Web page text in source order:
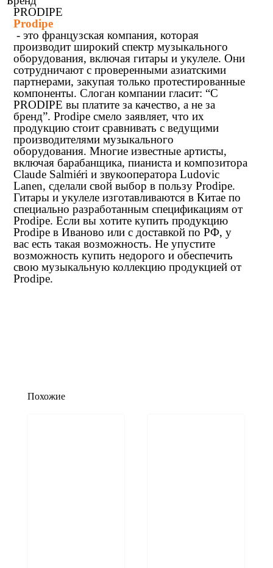
PRODIPE
Prodipe
- это французская компания, которая
производит широкий спектр музыкального
оборудования, включая гитары и укулеле. Они
сотрудничают с проверенными азиатскими
партнерами, закупая только протестированные
компоненты. Слоган компании гласит: “С
PRODIPE вы платите за качество, а не за
бренд”. Prodipe смело заявляет, что их
продукцию стоит сравнивать с ведущими
производителями музыкального
оборудования. Многие известные артисты,
включая барабанщика, пианиста и композитора
Claude Salmiéri и звукооператора Ludovic
Lanen, сделали свой выбор в пользу Prodipe.
Гитары и укулеле изготавливаются в Китае по
специально разработанным спецификациям от
Prodipe. Если вы хотите купить продукцию
Prodipe в Иваново или с доставкой по РФ, у
вас есть такая возможность. Не упустите
возможность купить недорого и обеспечить
свою музыкальную коллекцию продукцией от
Prodipe.
Похожие